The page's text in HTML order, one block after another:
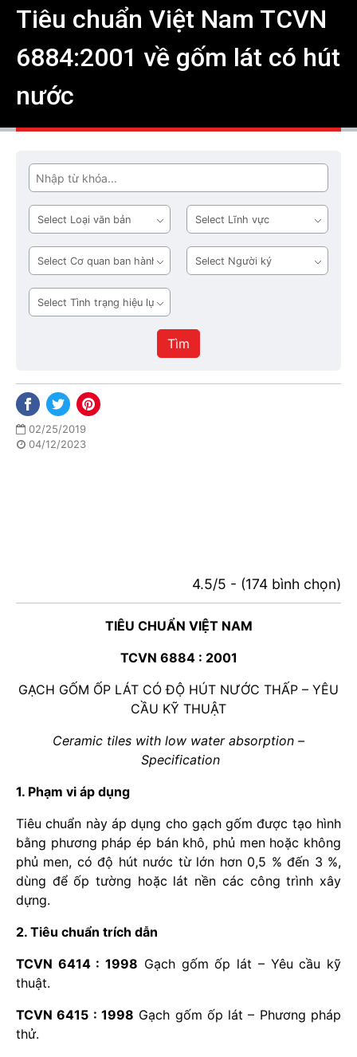
Tiêu chuẩn Việt Nam TCVN
6884:2001 về gốm lát có hút
nước
Tìm
Loại
văn
bản
Lĩnh
vực
Cơ
quan
ban
hành
Người
ký
Tình
trạng
Tìm
02/25/2019
04/12/2023
4.5/5 - (174 bình chọn)
TIÊU CHUẨN VIỆT NAM
TCVN 6884 : 2001
GẠCH GỐM ỐP LÁT CÓ ĐỘ HÚT NƯỚC THẤP – YÊU
CẦU KỸ THUẬT
Ceramic tiles with low water absorption –
Specification
1. Phạm vi áp dụng
Tiêu chuẩn này áp dụng cho gạch gốm được tạo hình
bằng phương pháp ép bán khô, phủ men hoặc không
phủ men, có độ hút nước từ lớn hơn 0,5 % đến 3 %,
dùng để ốp tường hoặc lát nền các công trình xây
dựng.
2. Tiêu chuẩn trích dẫn
TCVN 6414 : 1998 Gạch gốm ốp lát – Yêu cầu kỹ
thuật.
TCVN 6415 : 1998 Gạch gốm ốp lát – Phương pháp
thử.